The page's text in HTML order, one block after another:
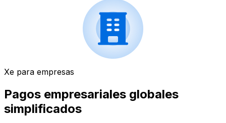
Xe para empresas
Pagos empresariales globales
simplificados